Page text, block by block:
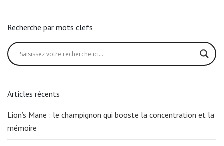
Recherche par mots clefs
Articles récents
Lion’s Mane : le champignon qui booste la concentration et la
mémoire